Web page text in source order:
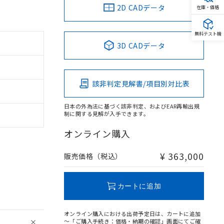
2D CADデータ
3D CADデータ
該非判定見解書/項目別対比表
日本の外為法に基づく該非判定、およびEAR再輸出規
制に関する見解が入手できます。
オンライン購入
販売価格（税込） ¥ 363,000
カートに追加
オンライン購入における出荷予定日は、カートに追加
～「ご購入手続き：価格・納期の確認」画面にてご確
在庫・価格
無料テスト機